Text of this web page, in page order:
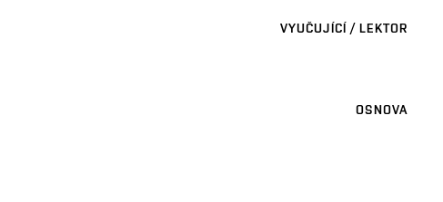
VYUČUJÍCÍ / LEKTOR
OSNOVA